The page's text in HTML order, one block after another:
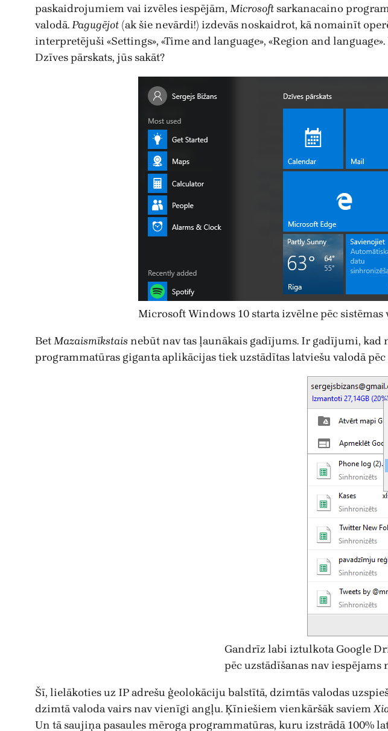
paskaidrojumiem vai izvēles iespējām, Microsoftsarkanacaino
valodā.Pagugējot (ak šie nevārdi!) izdevās noskaidrot, kā nomainīt
interpretējuši «Settings», «Time and language», «Region and
Dzīves pārskats, jūs sakāt?
Microsoft Windows 10 starta izvēlne pēc
BetMazaismīkstaisnebūt nav tas ļaunākais gadījums. Ir gadījumi, kad
programmatūras giganta aplikācijas tiek uzstādītas latviešu valodā
Gandrīz labi iztulkota Google
pēc uzstādīšanas nav
Šī, lielākoties uz IP adrešu ģeolokāciju balstītā, dzimtās valodas
dzimtā valoda vairs nav vienīgi angļu. Ķīniešiem vienkāršāk saviem
Un tā saujiņa pasaules mēroga programmatūras, kuru izstrādā 100%